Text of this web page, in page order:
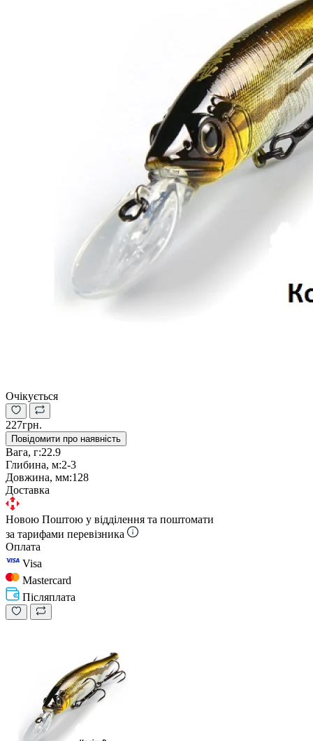
Очікується
227грн.
Повідомити про наявність
Вага, г:22.9
Глибина, м:2-3
Довжина, мм:128
Доставка
Новою Поштою у відділення та поштомати
за тарифами перевізника
Оплата
Visa
Mastercard
Післяплата